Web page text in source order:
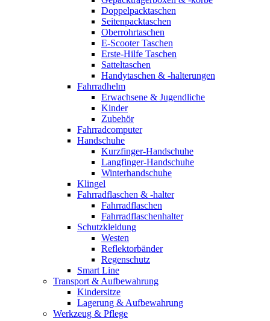
Doppelpacktaschen
Seitenpacktaschen
Oberrohrtaschen
E-Scooter Taschen
Erste-Hilfe Taschen
Satteltaschen
Handytaschen & -halterungen
Fahrradhelm
Erwachsene & Jugendliche
Kinder
Zubehör
Fahrradcomputer
Handschuhe
Kurzfinger-Handschuhe
Langfinger-Handschuhe
Winterhandschuhe
Klingel
Fahrradflaschen & -halter
Fahrradflaschen
Fahrradflaschenhalter
Schutzkleidung
Westen
Reflektorbänder
Regenschutz
Smart Line
Transport & Aufbewahrung
Kindersitze
Lagerung & Aufbewahrung
Werkzeug & Pflege